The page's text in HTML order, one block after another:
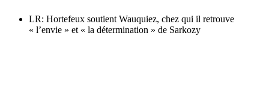
LR: Hortefeux soutient Wauquiez, chez qui il retrouve
« l’envie » et « la détermination » de Sarkozy